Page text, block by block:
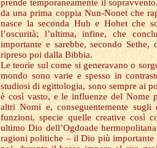
prende temporaneamente il
da una prima coppia Nun-Nonet che
nasce la seconda Huh e Hohet che
l’oscurità; l’ultima, infine, che
importante e sarebbe, secondo
ripreso poi dalla Bibbia.
Le teorie sul come si generavano o
mondo sono varie e spesso in
studiosi di egittologia, sono sempre ai
è così vasto, e le influenze del Nome
altri Nomi e, conseguentemente
funzioni, specie quelle creative così
ultimo Dio dell’Ogdoade
ragioni politiche – il Dio più importante